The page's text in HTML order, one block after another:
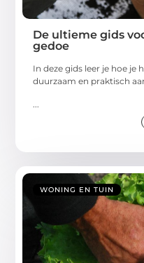
De ultieme gids
gedoe
In deze gids leer je hoe je
duurzaam en praktisch
WONING EN TUIN